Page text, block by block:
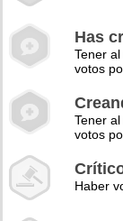
Has
Tener
votos
Tener
votos
Haber